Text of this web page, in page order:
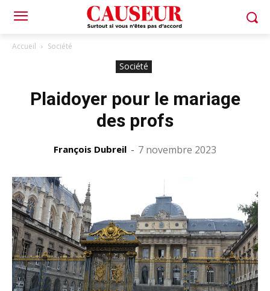
Accueil Société
Société
Plaidoyer pour le mariage
des profs
François Dubreil - 7 novembre 2023